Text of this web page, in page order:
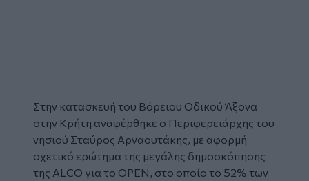
Στην κατασκευή του Βόρειου Οδικού Άξονα
στην Κρήτη αναφέρθηκε ο Περιφερειάρχης του
νησιού Σταύρος Αρναουτάκης, με αφορμή
σχετικό ερώτημα της μεγάλης δημοσκόπησης
της ALCO για το OPEN, στο οποίο το 52% των